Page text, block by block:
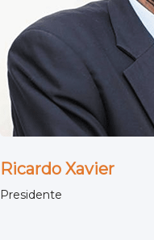
Ricardo Xavier
Presidente